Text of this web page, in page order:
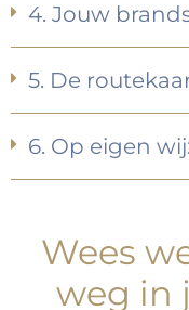
4. Jouw
5. De
6. Op eigen
Wees
weg in